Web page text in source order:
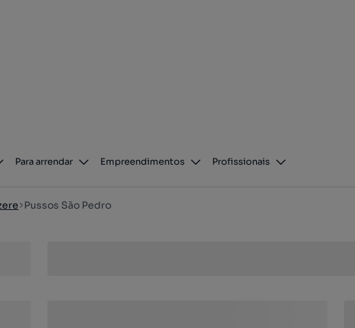
Para arrendar Empreendimentos Profissionais
Pussos São Pedro